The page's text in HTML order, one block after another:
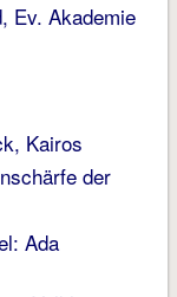
Akademie
Kairos
der
Ada